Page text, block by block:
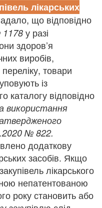
лікарських
що відповідно
у разі
здоров’я
виробів,
товари
із
каталогу відповідно
використання
№ 822.
додаткову
засобів. Якщо
лікарського
непатентованою
року становить або